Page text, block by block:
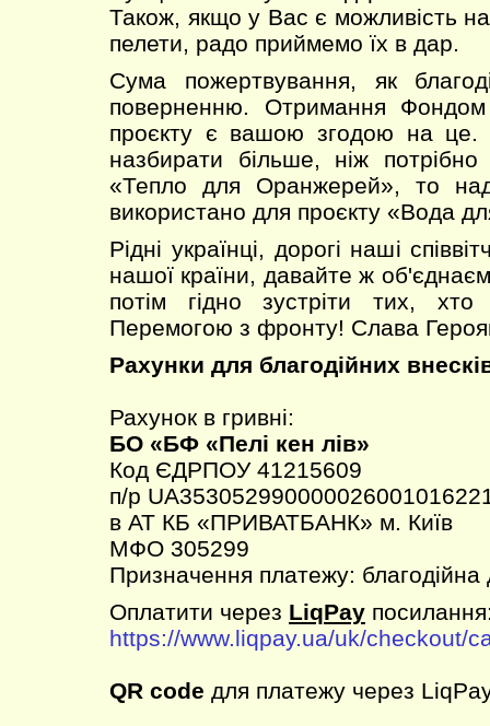
Також, якщо у Вас є можливість
пелети, радо приймемо їх в дар.
Сума пожертвування, як
поверненню. Отримання
проєкту є вашою згодою на це.
назбирати більше, ніж
«Тепло для Оранжерей», то
використано для проєкту «Вода
Рідні українці, дорогі наші
нашої країни, давайте ж
потім гідно зустріти тих, хто
Перемогою з фронту! Слава
Рахунки для благодійних
Рахунок в гривні:
БО «БФ «Пелі кен лів»
Код ЄДРПОУ 41215609
п/р
в АТ КБ «ПРИВАТБАНК» м. Київ
МФО 305299
Призначення платежу: благодійна
Оплатити через LiqPay
https://www.liqpay.ua/uk/checkout/
QR code для платежу через